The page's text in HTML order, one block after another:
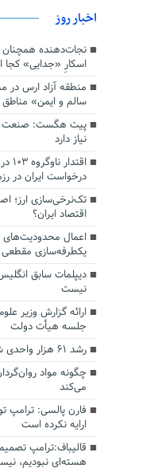
اخبار روز
اسکارِ «جدایی» کجا
منطقه آزاد ارس
سالم و ایمن» مناطق
پیت هگست: صنعت
نیاز دارد
درخواست ایران در
تک‌نرخی‌سازی ارز؛
اقتصاد ایران؟
اعمال محدودیت‌های
یکطرفه‌سازی
دیپلمات سابق
نیست
ارائه گزارش وزیر
جلسه هیأت دولت
رشد ۶۱ هزار واحدی شاخص بورس
چگونه مواد
می‌کند
فارن پالسی: ترامپ
ارایه نکرده است
قالیباف:ترامپ
هسته‌ای نبودیم،